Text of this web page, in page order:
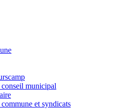
municipal
et syndicats